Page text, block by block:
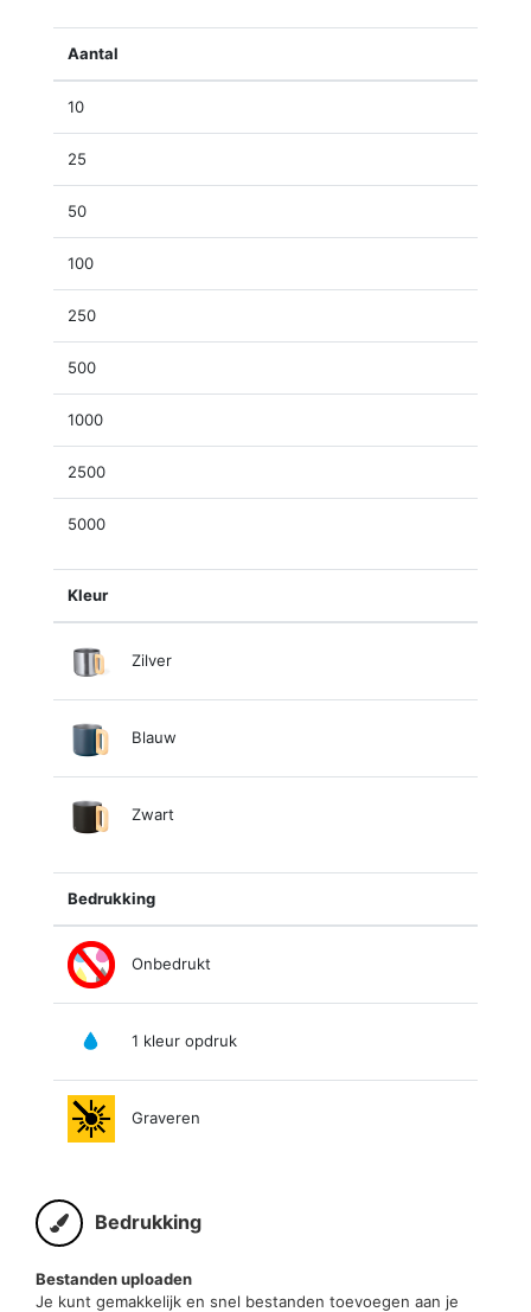
Aantal
10
25
50
100
250
500
1000
2500
5000
Kleur
Zilver
Blauw
Zwart
Bedrukking
Onbedrukt
1 kleur opdruk
Graveren
Bedrukking
Bestanden uploaden
Je kunt gemakkelijk en snel bestanden toevoegen aan je